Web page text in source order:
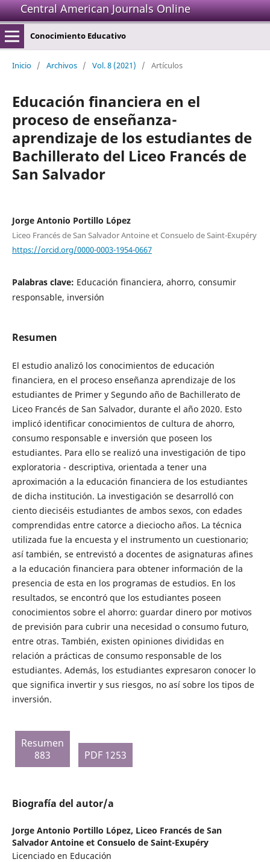
Central American Journals Online
Conocimiento Educativo
Inicio / Archivos / Vol. 8 (2021) / Artículos
Educación financiera en el
proceso de enseñanza-
aprendizaje de los estudiantes de
Bachillerato del Liceo Francés de
San Salvador
Jorge Antonio Portillo López
Liceo Francés de San Salvador Antoine et Consuelo de Saint-Exupéry
https://orcid.org/0000-0003-1954-0667
Palabras clave: Educación financiera, ahorro, consumir
responsable, inversión
Resumen
El estudio analizó los conocimientos de educación
financiera, en el proceso enseñanza aprendizaje de los
estudiantes de Primer y Segundo año de Bachillerato de
Liceo Francés de San Salvador, durante el año 2020. Esto
implicó identificar conocimientos de cultura de ahorro,
consumo responsable e inversión que poseen los
estudiantes. Para ello se realizó una investigación de tipo
exploratoria - descriptiva, orientada a tener una
aproximación a la educación financiera de los estudiantes
de dicha institución. La investigación se desarrolló con
ciento dieciséis estudiantes de ambos sexos, con edades
comprendidas entre catorce a dieciocho años. La técnica
utilizada fue la encuesta y el instrumento un cuestionario;
así también, se entrevistó a docentes de asignaturas afines
a la educación financiera para obtener información de la
presencia de esta en los programas de estudios. En los
resultados, se encontró que los estudiantes poseen
conocimientos sobre el ahorro: guardar dinero por motivos
de previsión para cubrir una necesidad o consumo futuro,
entre otras. También, existen opiniones divididas en
relación a prácticas de consumo responsable de los
estudiantes. Además, los estudiantes expresaron conocer lo
que significa invertir y sus riesgos, no así sobre los tipos de
inversión.
Resumen
883
PDF 1253
Biografía del autor/a
Jorge Antonio Portillo López, Liceo Francés de San
Salvador Antoine et Consuelo de Saint-Exupéry
Licenciado en Educación